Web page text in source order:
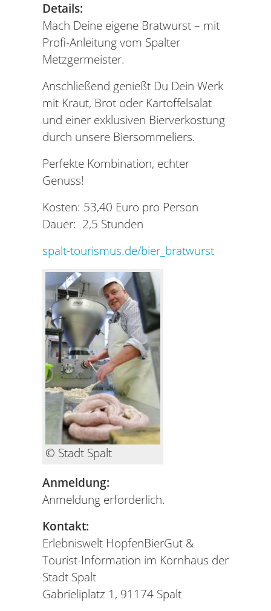
Details:
Mach Deine eigene Bratwurst – mit
Profi-Anleitung vom Spalter
Metzgermeister.
Anschließend genießt Du Dein Werk
mit Kraut, Brot oder Kartoffelsalat
und einer exklusiven Bierverkostung
durch unsere Biersommeliers.
Perfekte Kombination, echter
Genuss!
Kosten: 53,40 Euro pro Person
Dauer: 2,5 Stunden
spalt-tourismus.de/bier_bratwurst
© Stadt Spalt
Anmeldung:
Anmeldung erforderlich.
Kontakt:
Erlebniswelt HopfenBierGut &
Tourist-Information im Kornhaus der
Stadt Spalt
Gabrieliplatz 1, 91174 Spalt